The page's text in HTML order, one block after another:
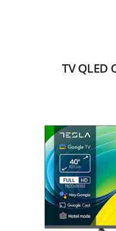
TV QLED